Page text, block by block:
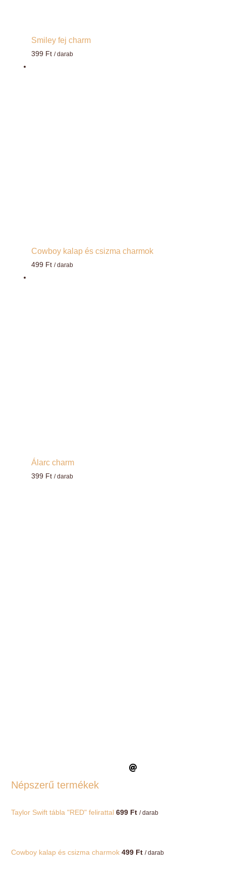
Smiley fej charm
399 Ft / darab
Cowboy kalap és csizma charmok
499 Ft / darab
Álarc charm
399 Ft / darab
Népszerű termékek
Taylor Swift tábla "RED" felirattal 699 Ft / darab
Cowboy kalap és csizma charmok 499 Ft / darab